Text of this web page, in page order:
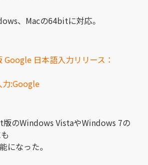
、Macの64bitに対応。
Google 日本語入力リリース：
力:Google
のWindows VistaやWindows 7の
になった。